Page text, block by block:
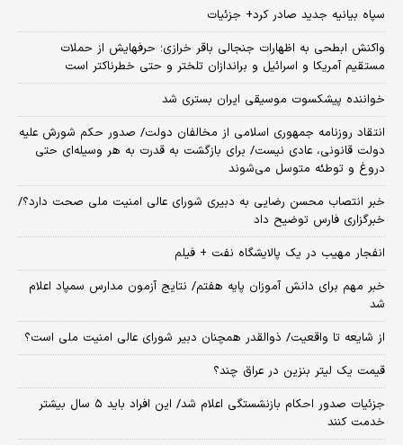
سپاه بیانیه جدید صادر کرد+ جزئیات
واکنش ابطحی به اظهارات جنجالی باقر خرازی؛ حرفهایش از حملات
مستقیم آمریکا و اسرائیل و براندازان تلختر و حتی خطرناکتر است
خواننده پیشکسوت موسیقی ایران بستری شد
انتقاد روزنامه جمهوری اسلامی از مخالفان دولت/ صدور حکم شورش علیه
دولت قانونی، عادی نیست/ برای بازگشت به قدرت به هر وسیله‌ای حتی
دروغ و توطئه متوسل می‌شوند
خبر انتصاب محسن رضایی به دبیری شورای عالی امنیت ملی صحت دارد؟/
خبرگزاری فارس توضیح داد
انفجار مهیب در یک پالایشگاه نفت + فیلم
خبر مهم برای دانش آموزان پایه هفتم/ نتایج آزمون مدارس سمپاد اعلام
شد
از شایعه تا واقعیت/ ذوالقدر همچنان دبیر شورای ‌عالی امنیت ملی است؟
قیمت یک لیتر بنزین در عراق چند؟
جزئیات صدور احکام بازنشستگی اعلام شد/ این افراد باید ۵ سال بیشتر
خدمت کنند